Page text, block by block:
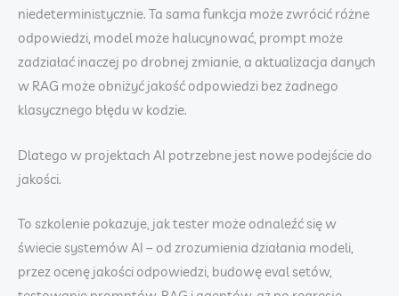
niedeterministycznie. Ta sama funkcja może zwrócić różne
odpowiedzi, model może halucynować, prompt może
zadziałać inaczej po drobnej zmianie, a aktualizacja danych
w RAG może obniżyć jakość odpowiedzi bez żadnego
klasycznego błędu w kodzie.
Dlatego w projektach AI potrzebne jest nowe podejście do
jakości.
To szkolenie pokazuje, jak tester może odnaleźć się w
świecie systemów AI – od zrozumienia działania modeli,
przez ocenę jakości odpowiedzi, budowę eval setów,